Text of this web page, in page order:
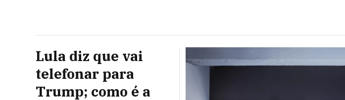
Lula diz que vai
telefonar para
Trump; como é a